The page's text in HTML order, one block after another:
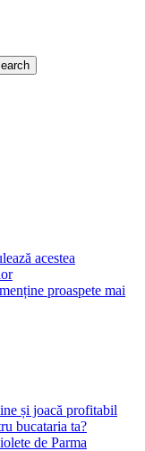
acestea
proaspete mai
și joacă profitabil
bucataria ta?
de Parma